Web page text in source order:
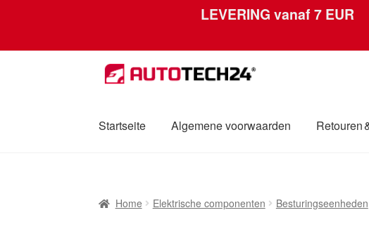
LEVERING vanaf 7 EUR
Skip
to
Skip
to
Startseite Algemene voorwaarden Retouren
Mijn accountOver onsPrivacybeleidWereldwijde
Home Elektrische componenten Besturingseenheden